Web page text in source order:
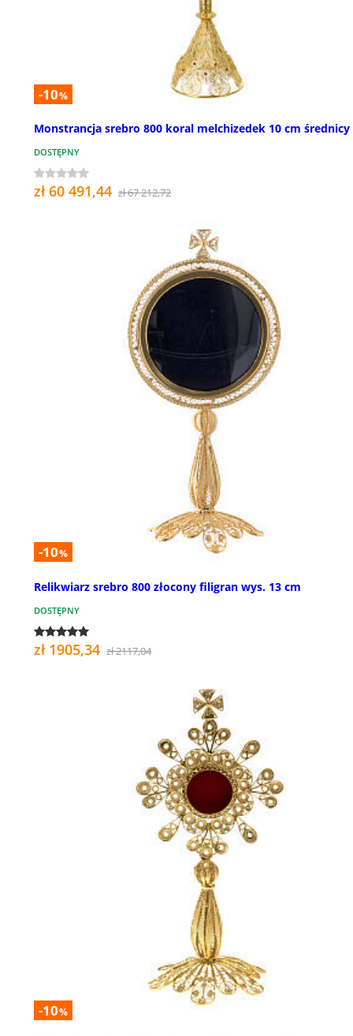
-10%
Monstrancja srebro 800 koral melchizedek 10 cm średnicy
DOSTĘPNY
zł 60 491,44 zł 67 212,72
-10%
Relikwiarz srebro 800 złocony filigran wys. 13 cm
DOSTĘPNY
zł 1905,34 zł 2117,04
-10%